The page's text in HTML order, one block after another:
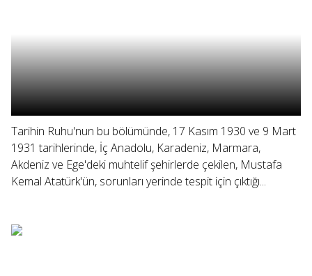
Tarihin Ruhu'nun bu bölümünde, 17 Kasım 1930 ve 9 Mart
1931 tarihlerinde, İç Anadolu, Karadeniz, Marmara,
Akdeniz ve Ege'deki muhtelif şehirlerde çekilen, Mustafa
Kemal Atatürk'ün, sorunları yerinde tespit için çıktığı...